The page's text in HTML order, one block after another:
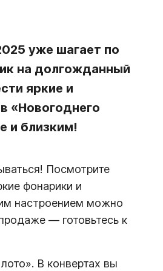
уже шагает по
на долгожданный
яркие и
«Новогоднего
и близким!
Посмотрите
фонарики и
настроением можно
— готовьтесь к
В конвертах вы